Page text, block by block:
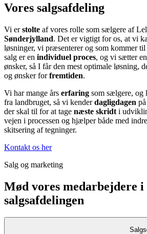
Vores salgsafdeling
Vi erstolte af vores rolle som sælgere af
Sønderjylland. Det er vigtigt for os, at vi
løsninger, vi præsenterer og som kommer
salg er en individuel proces, og vi sætter
ønsker, så I får den mest optimale løsning,
og ønsker forfremtiden.
Vi har mange års erfaring som sælgere, og
fra landbruget, så vi kenderdagligdagen
der skal til for at tage næste skridt i
vejen i processen og hjælper både med
skitsering af tegninger.
Kontakt os her
Salg og marketing
Mød vores medarbejdere i
salgsafdelingen